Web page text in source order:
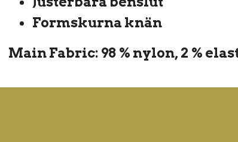
Formskurna knän
Main Fabric: 98 % nylon, 2 %